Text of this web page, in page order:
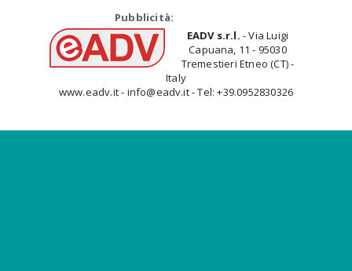
Pubblicità:
EADV s.r.l. - Via Luigi
Capuana, 11 - 95030
Tremestieri Etneo (CT) -
Italy
www.eadv.it - info@eadv.it - Tel: +39.0952830326